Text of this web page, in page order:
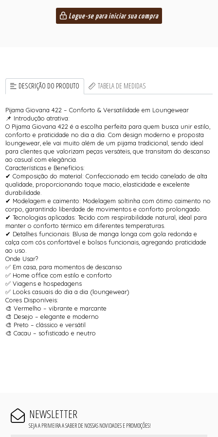
Logue-se para iniciar sua compra
DESCRIÇÃO DO PRODUTO TABELA DE MEDIDAS
Pijama Giovana 422 – Conforto & Versatilidade em Loungewear
📌 Introdução atrativa:
O Pijama Giovana 422 é a escolha perfeita para quem busca unir estilo,
conforto e praticidade no dia a dia. Com design moderno e proposta
loungewear, ele vai muito além de um pijama tradicional, sendo ideal
para clientes que valorizam peças versáteis, que transitam do descanso
ao casual com elegância.
Características e Benefícios:
✔ Composição do material: Confeccionado em tecido canelado de alta
qualidade, proporcionando toque macio, elasticidade e excelente
durabilidade.
✔ Modelagem e caimento: Modelagem soltinha com ótimo caimento no
corpo, garantindo liberdade de movimentos e conforto prolongado.
✔ Tecnologias aplicadas: Tecido com respirabilidade natural, ideal para
manter o conforto térmico em diferentes temperaturas.
✔ Detalhes funcionais: Blusa de manga longa com gola redonda e
calça com cós confortável e bolsos funcionais, agregando praticidade
ao uso.
Onde Usar?
✅ Em casa, para momentos de descanso
✅ Home office com estilo e conforto
✅ Viagens e hospedagens
✅ Looks casuais do dia a dia (loungewear)
Cores Disponíveis:
🎨 Vermelho – vibrante e marcante
🎨 Desejo – elegante e moderno
🎨 Preto – clássico e versátil
🎨 Cacau – sofisticado e neutro
NEWSLETTER
SEJA A PRIMEIRA A SABER DE NOSSAS NOVIDADES E PROMOÇÕES!